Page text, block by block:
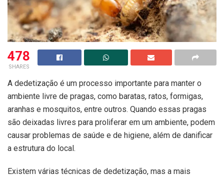
478
SHARES
A dedetização é um processo importante para manter o
ambiente livre de pragas, como baratas, ratos, formigas,
aranhas e mosquitos, entre outros. Quando essas pragas
são deixadas livres para proliferar em um ambiente, podem
causar problemas de saúde e de higiene, além de danificar
a estrutura do local.
Existem várias técnicas de dedetização, mas a mais